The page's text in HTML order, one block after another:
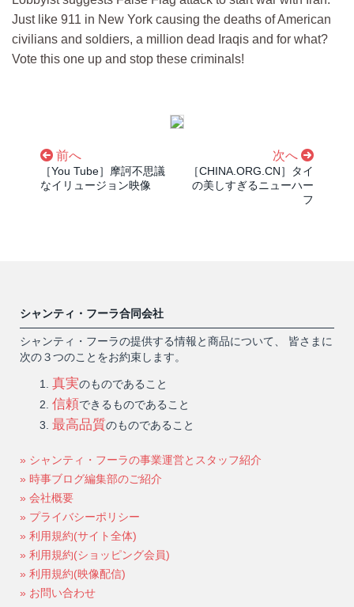
Just like 911 in New York causing the deaths of American
civilians and soldiers, a million dead Iraqis and for what?
Vote this one up and stop these criminals!
前へ
［You Tube］摩訶不思議
なイリュージョン映像
次へ
［CHINA.ORG.CN］タイ
の美しすぎるニューハー
フ
シャンティ・フーラ合同会社
シャンティ・フーラの提供する情報と商品について、 皆さまに
次の３つのことをお約束します。
真実のものであること
信頼できるものであること
最高品質のものであること
» シャンティ・フーラの事業運営とスタッフ紹介
» 時事ブログ編集部のご紹介
» 会社概要
» プライバシーポリシー
» 利用規約(サイト全体)
» 利用規約(ショッピング会員)
» 利用規約(映像配信)
» お問い合わせ